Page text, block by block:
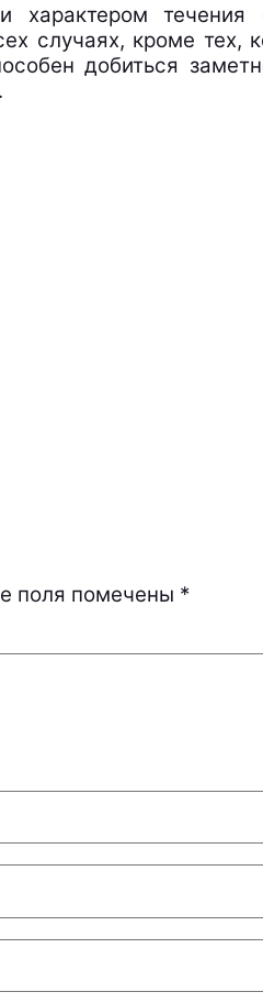
характером
случаях, кроме тех,
добиться
поля помечены *